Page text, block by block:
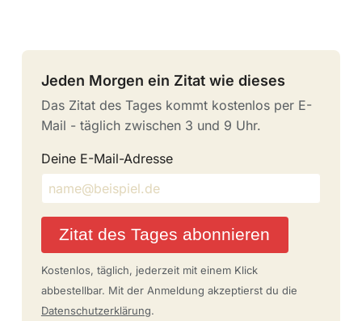
Jeden Morgen ein Zitat wie dieses
Das Zitat des Tages kommt kostenlos per E-
Mail - täglich zwischen 3 und 9 Uhr.
Deine E-Mail-Adresse
Zitat des Tages abonnieren
Kostenlos, täglich, jederzeit mit einem Klick
abbestellbar. Mit der Anmeldung akzeptierst du die
Datenschutzerklärung.